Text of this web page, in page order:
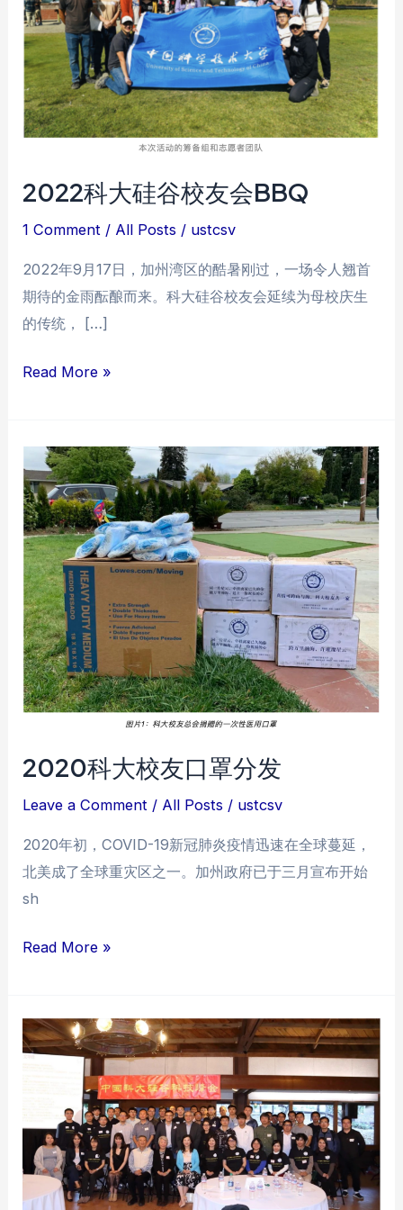
2022科大硅谷校友会BBQ
1 Comment / All Posts / ustcsv
2022年9月17日，加州湾区的酷暑刚过，一场令人翘首
期待的金雨酝酿而来。科大硅谷校友会延续为母校庆生
的传统， […]
2022
硅
谷
校
友
会
BBQ
Read More »
2020科大校友口罩分发
Leave a Comment / All Posts / ustcsv
2020年初，COVID-19新冠肺炎疫情迅速在全球蔓延，
北美成了全球重灾区之一。加州政府已于三月宣布开始
sh
2020
校
友
口
分
发
Read More »